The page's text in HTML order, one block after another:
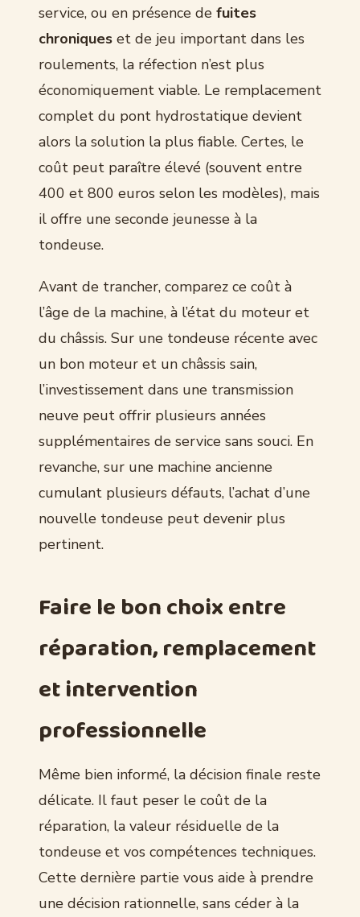
service, ou en présence de fuites
chroniques et de jeu important dans les
roulements, la réfection n’est plus
économiquement viable. Le remplacement
complet du pont hydrostatique devient
alors la solution la plus fiable. Certes, le
coût peut paraître élevé (souvent entre
400 et 800 euros selon les modèles), mais
il offre une seconde jeunesse à la
tondeuse.
Avant de trancher, comparez ce coût à
l’âge de la machine, à l’état du moteur et
du châssis. Sur une tondeuse récente avec
un bon moteur et un châssis sain,
l’investissement dans une transmission
neuve peut offrir plusieurs années
supplémentaires de service sans souci. En
revanche, sur une machine ancienne
cumulant plusieurs défauts, l’achat d’une
nouvelle tondeuse peut devenir plus
pertinent.
Faire le bon choix entre
réparation, remplacement
et intervention
professionnelle
Même bien informé, la décision finale reste
délicate. Il faut peser le coût de la
réparation, la valeur résiduelle de la
tondeuse et vos compétences techniques.
Cette dernière partie vous aide à prendre
une décision rationnelle, sans céder à la